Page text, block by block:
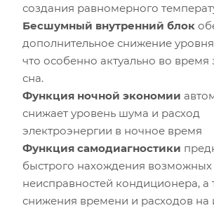
создания равномерного
Бесшумный внутренний блок
дополнительное снижение
что особенно актуально во время
сна.
Функция ночной экономии
снижает уровень шума и расход
электроэнергии в ночное время
Функция самодиагностики
быстрого нахождения возможных
неисправностей кондиционера, а
снижения времени и расходов на